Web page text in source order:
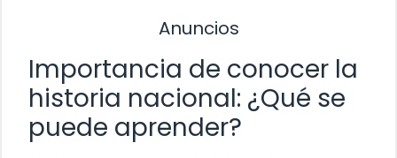
Anuncios
Importancia de conocer la
historia nacional: ¿Qué se
puede aprender?